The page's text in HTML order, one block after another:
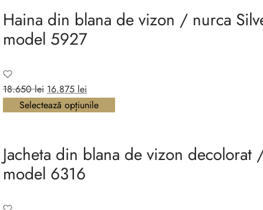
Haina din blana de vizon / nurca
model 5927
18.650lei Prețul
inițial a
16.875 lei
curent
Selectează opțiunile
Jacheta din blana de vizon decolorat
model 6316